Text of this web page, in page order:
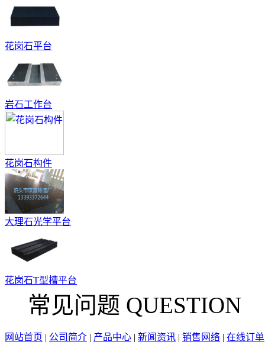
花岗石平台
岩石工作台
花岗石构件
大理石光学平台
花岗石T型槽平台
常见问题 QUESTION
网站首页 | 公司简介 | 产品中心 | 新闻资讯 | 销售网络 | 在线订单